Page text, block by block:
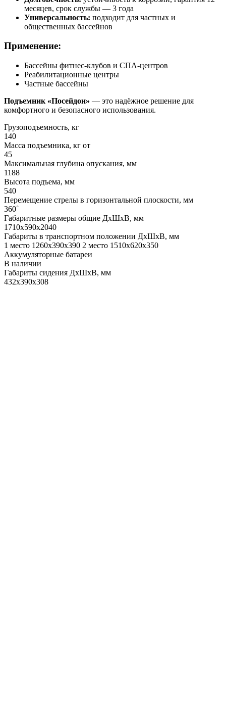
месяцев, срок службы — 3 года
Универсальность: подходит для частных и
общественных бассейнов
Применение:
Бассейны фитнес-клубов и СПА-центров
Реабилитационные центры
Частные бассейны
Подъемник «Посейдон» — это надёжное решение для
комфортного и безопасного использования.
Грузоподъемность, кг
140
Масса подъемника, кг от
45
Максимальная глубина опускания, мм
1188
Высота подъема, мм
540
Перемещение стрелы в горизонтальной плоскости, мм
360˚
Габаритные размеры общие ДхШхВ, мм
1710х590х2040
Габариты в транспортном положении ДхШхВ, мм
1 место 1260х390х390 2 место 1510х620х350
Аккумуляторные батареи
В наличии
Габариты сидения ДхШхВ, мм
432х390х308